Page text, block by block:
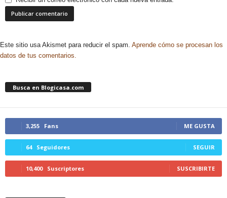
Este sitio usa Akismet para reducir el spam. Aprende cómo se procesan los
datos de tus comentarios.
Busca en Blogicasa.com
3,255 Fans ME GUSTA
64 Seguidores SEGUIR
10,400 Suscriptores SUSCRIBIRTE